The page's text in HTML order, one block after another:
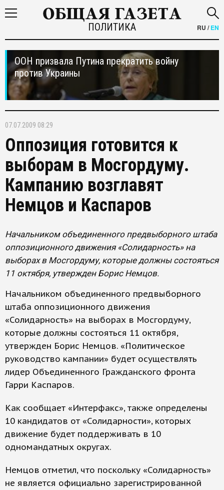
ПОЛИТИКА RU /EN
ООН призвала Путина прекратить войну
против Украины
07.07.2009 08:29
Оппозиция готовится к
выборам в Мосгордуму.
Кампанию возглавят
Немцов и Каспаров
Начальником объединенного предвыборного штаба
оппозиционного движения «Солидарность» на
выборах в Мосгордуму, которые должны состояться
11 октября, утвержден Борис Немцов.
Начальником объединенного предвыборного
штаба оппозиционного движения
«Солидарность» на выборах в Мосгордуму,
которые должны состояться 11 октября,
утвержден Борис Немцов. «Политическое
руководство кампании» будет осуществлять
лидер Объединенного Гражданского фронта
Гарри Каспаров.
Как сообщает «Интерфакс», также определены
10 кандидатов от «Солидарности», которых
движение будет поддерживать в 10
одномандатных округах.
Немцов отметил, что поскольку «Солидарность»
не является официально зарегистрированной